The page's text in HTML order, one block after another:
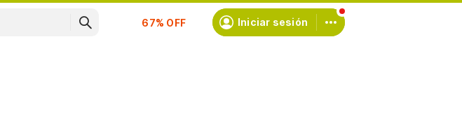
Suscríbete Iniciar sesión